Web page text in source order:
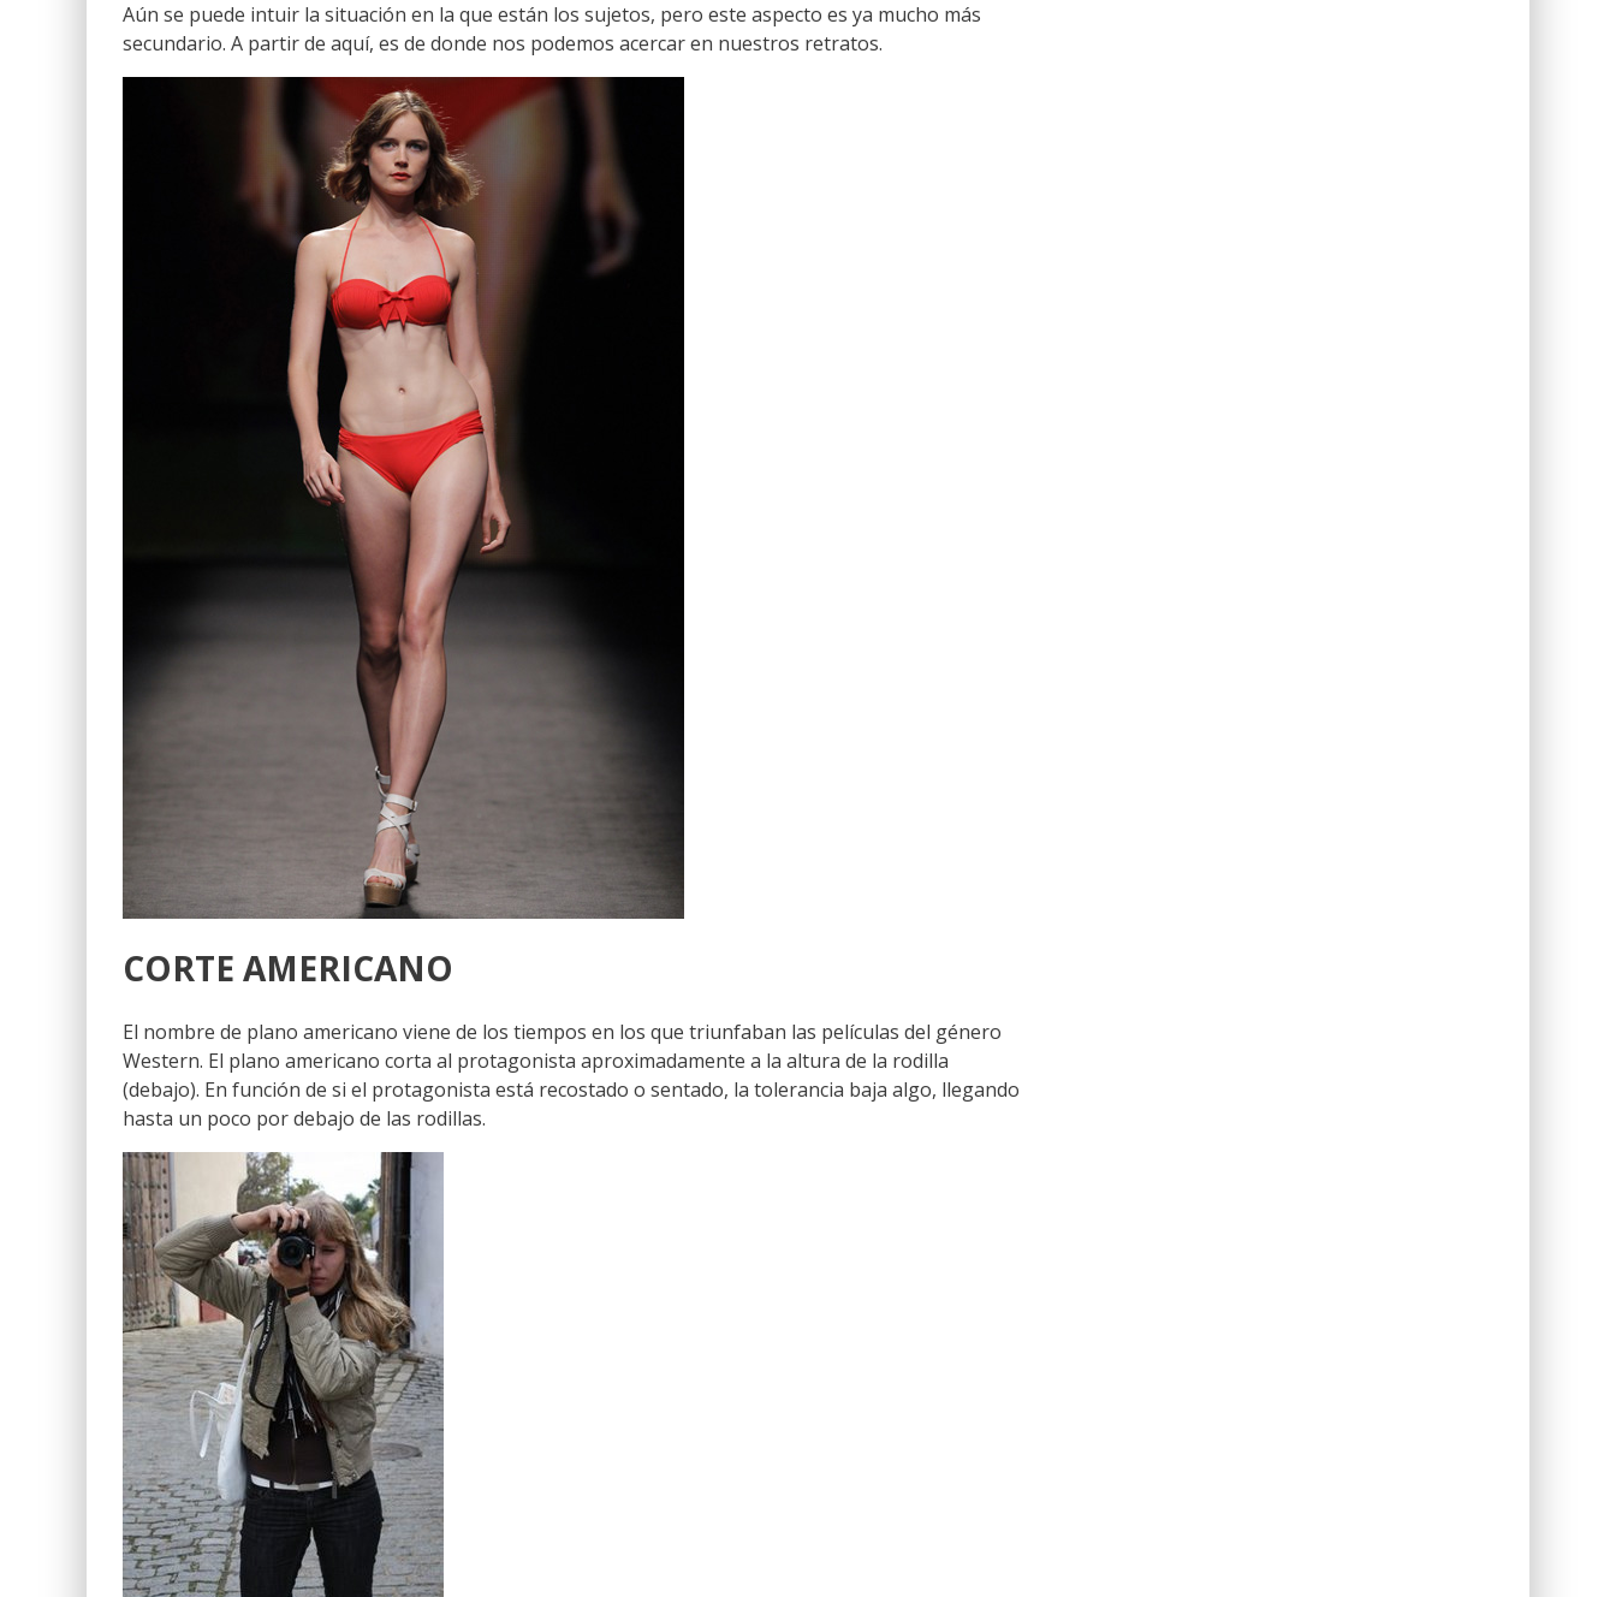
Aún se puede intuir la situación en la que están los sujetos, pero este aspecto es ya mucho más
secundario. A partir de aquí, es de donde nos podemos acercar en nuestros retratos.
CORTE AMERICANO
El nombre de plano americano viene de los tiempos en los que triunfaban las películas del género
Western. El plano americano corta al protagonista aproximadamente a la altura de la rodilla
(debajo). En función de si el protagonista está recostado o sentado, la tolerancia baja algo, llegando
hasta un poco por debajo de las rodillas.